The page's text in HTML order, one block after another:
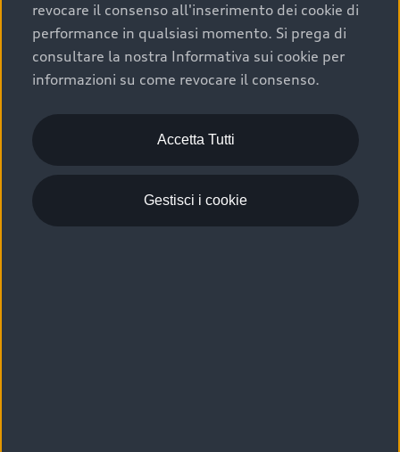
Acquistare un’auto usata in una Concessionaria ufficiale
Audi che offre l’usato garantito tramite Audi Prima
Scelta :plus, significa affidarsi ad un prodotto che viene
sottoposto a 110 controlli approfonditi e coperto da
garanzia fino a 4 anni per una maggiore tutela del tuo
acquisto.
revocare il consenso all'inserimento dei cookie di
performance in qualsiasi momento. Si prega di
consultare la nostra Informativa sui cookie per
informazioni su come revocare il consenso.
Accetta Tutti
Gestisci i cookie